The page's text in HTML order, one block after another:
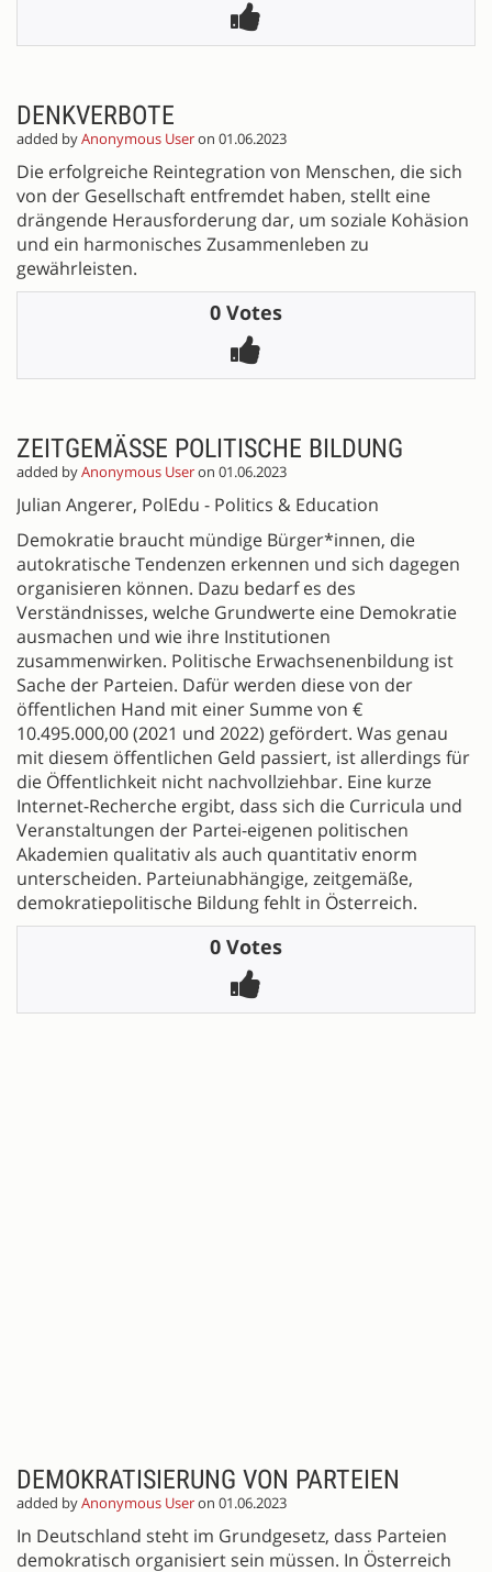
DENKVERBOTE
added byAnonymous Useron 01.06.2023
Die erfolgreiche Reintegration von Menschen, die sich
von der Gesellschaft entfremdet haben, stellt eine
drängende Herausforderung dar, um soziale Kohäsion
und ein harmonisches Zusammenleben zu
gewährleisten.
0 Votes
ZEITGEMÄSSE POLITISCHE BILDUNG
added byAnonymous Useron 01.06.2023
Julian Angerer, PolEdu - Politics & Education
Demokratie braucht mündige Bürger*innen, die
autokratische Tendenzen erkennen und sich dagegen
organisieren können. Dazu bedarf es des
Verständnisses, welche Grundwerte eine Demokratie
ausmachen und wie ihre Institutionen
zusammenwirken. Politische Erwachsenenbildung ist
Sache der Parteien. Dafür werden diese von der
öffentlichen Hand mit einer Summe von €
10.495.000,00 (2021 und 2022) gefördert. Was genau
mit diesem öffentlichen Geld passiert, ist allerdings für
die Öffentlichkeit nicht nachvollziehbar. Eine kurze
Internet-Recherche ergibt, dass sich die Curricula und
Veranstaltungen der Partei-eigenen politischen
Akademien qualitativ als auch quantitativ enorm
unterscheiden. Parteiunabhängige, zeitgemäße,
demokratiepolitische Bildung fehlt in Österreich.
0 Votes
DEMOKRATISIERUNG VON PARTEIEN
added byAnonymous Useron 01.06.2023
In Deutschland steht im Grundgesetz, dass Parteien
demokratisch organisiert sein müssen. In Österreich